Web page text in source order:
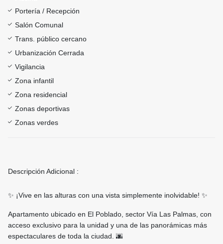
Portería / Recepción
Salón Comunal
Trans. público cercano
Urbanización Cerrada
Vigilancia
Zona infantil
Zona residencial
Zonas deportivas
Zonas verdes
Descripción Adicional :
✨ ¡Vive en las alturas con una vista simplemente inolvidable! ✨
Apartamento ubicado en El Poblado, sector Vía Las Palmas, con
acceso exclusivo para la unidad y una de las panorámicas más
espectaculares de toda la ciudad. 🌆